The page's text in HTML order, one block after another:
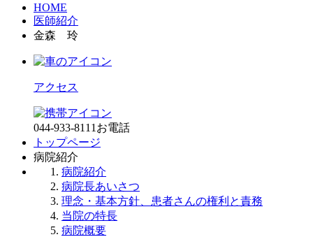
HOME
医師紹介
金森 玲
アクセス
044-933-8111 お電話
トップページ
病院紹介
病院紹介
病院長あいさつ
理念・基本方針、患者さんの権利と責務
当院の特長
病院概要